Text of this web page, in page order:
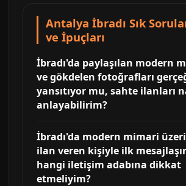
Antalya İbradı Sık
ve İpuçları
İbradı'da paylaşılan modern
ve gökdelen fotoğrafları
yansıtıyor mu, sahte ilanları
anlayabilirim?
İbradı'da modern mimari
ilan veren kişiyle ilk
hangi iletişim adabına dikkat
etmeliyim?